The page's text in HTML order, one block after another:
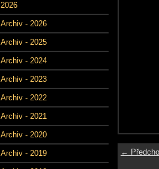
2026
Archiv - 2026
Archiv - 2025
Archiv - 2024
Archiv - 2023
Archiv - 2022
Archiv - 2021
Archiv - 2020
Archiv - 2019 ←